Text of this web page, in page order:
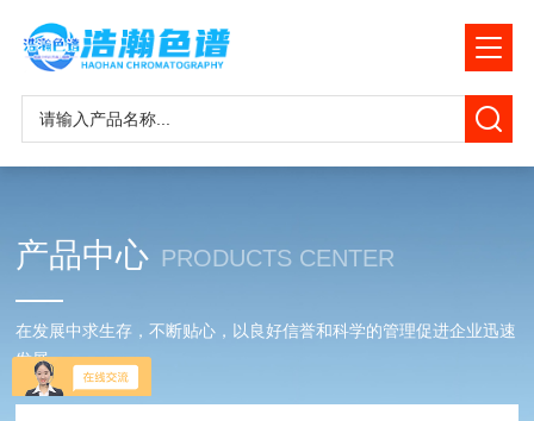
产品中心 PRODUCTS CENTER
在发展中求生存，不断贴心，以良好信誉和科学的管理促进企业迅速
发展